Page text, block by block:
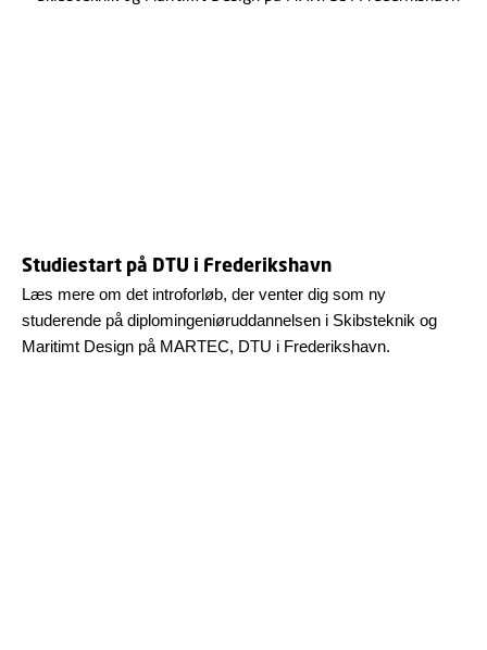
Studiestart på DTU i Frederikshavn
Læs mere om det introforløb, der venter dig som ny
studerende på diplomingeniøruddannelsen i Skibsteknik og
Maritimt Design på MARTEC, DTU i Frederikshavn.